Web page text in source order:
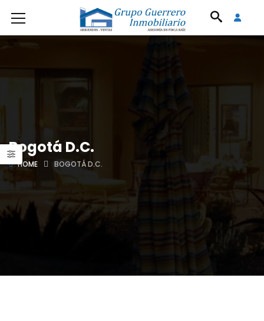
Bogotá D.C.
HOME BOGOTÁ D.C.